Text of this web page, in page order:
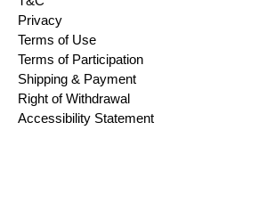
Privacy
Terms of Use
Terms of Participation
Shipping & Payment
Right of Withdrawal
Accessibility Statement